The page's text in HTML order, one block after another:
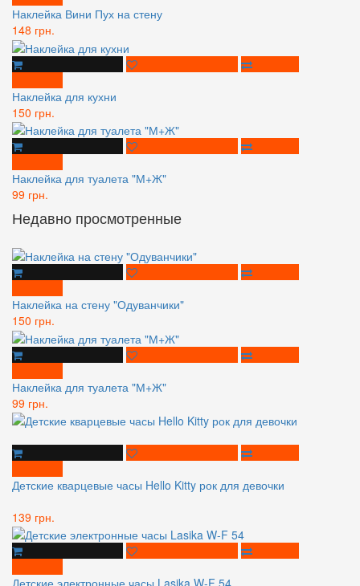
Наклейка Вини Пух на стену
148 грн.
Наклейка для кухни
150 грн.
Наклейка для туалета "М+Ж"
99 грн.
Недавно просмотренные
Наклейка на стену "Одуванчики"
150 грн.
Наклейка для туалета "М+Ж"
99 грн.
Детские кварцевые часы Hello Kitty рок для девочки
139 грн.